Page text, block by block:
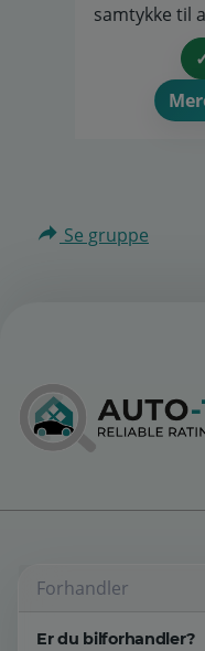
samtykke til
Se gruppe
Forhandler
Er du bilforhandler?